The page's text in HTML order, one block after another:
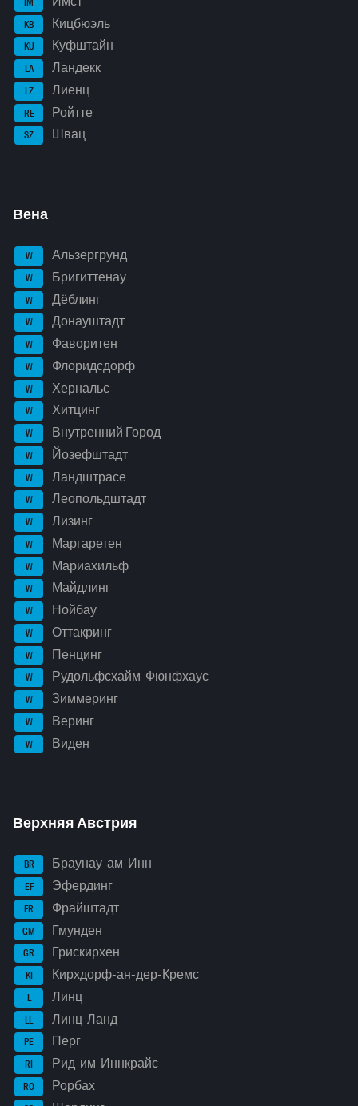
KB Кицбюэль
KU Куфштайн
LA Ландекк
LZ Лиенц
RE Ройтте
SZ Швац
Вена
W Альзергрунд
W Бригиттенау
W Дёблинг
W Донауштадт
W Фаворитен
W Флоридсдорф
W Хернальс
W Хитцинг
W Внутренний Город
W Йозефштадт
W Ландштрасе
W Леопольдштадт
W Лизинг
W Маргаретен
W Мариахильф
W Майдлинг
W Нойбау
W Оттакринг
W Пенцинг
W Рудольфсхайм-Фюнфхаус
W Зиммеринг
W Веринг
W Виден
Верхняя Австрия
BR Браунау-ам-Инн
EF Эфердинг
FR Фрайштадт
GM Гмунден
GR Грискирхен
KI Кирхдорф-ан-дер-Кремс
L Линц
LL Линц-Ланд
PE Перг
RI Рид-им-Иннкрайс
RO Рорбах